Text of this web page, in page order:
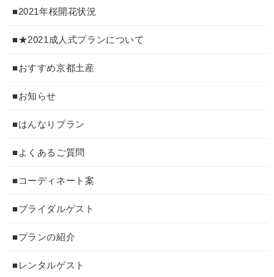
■2021年桜開花状況
■★2021成人式プランについて
■おすすめ京都土産
■お知らせ
■はんなりプラン
■よくあるご質問
■コーディネート案
■ブライダルゲスト
■プランの紹介
■レンタルゲスト